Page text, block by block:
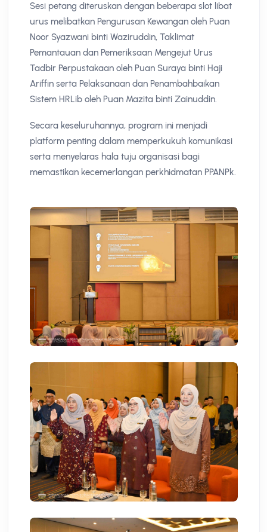
Sesi petang diteruskan dengan beberapa slot libat
urus melibatkan Pengurusan Kewangan oleh Puan
Noor Syazwani binti Waziruddin, Taklimat
Pemantauan dan Pemeriksaan Mengejut Urus
Tadbir Perpustakaan oleh Puan Suraya binti Haji
Ariffin serta Pelaksanaan dan Penambahbaikan
Sistem HRLib oleh Puan Mazita binti Zainuddin.
Secara keseluruhannya, program ini menjadi
platform penting dalam memperkukuh komunikasi
serta menyelaras hala tuju organisasi bagi
memastikan kecemerlangan perkhidmatan PPANPk.